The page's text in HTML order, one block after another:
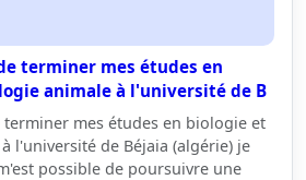
terminer mes études en
animale à l'université de B
mes études en biologie et
l'université de Béjaia (algérie) je
possible de poursuivre une